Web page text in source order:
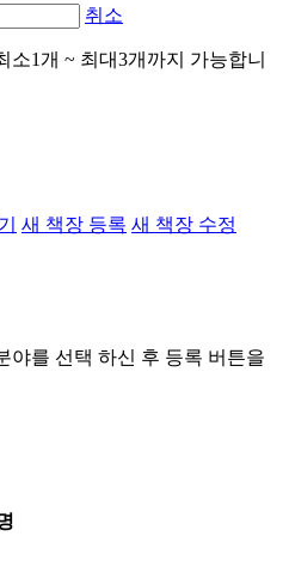
취소
소1개 ~ 최대3개까지 가능합니
새 책장 등록 새 책장 수정
야를 선택 하신 후 등록 버튼을